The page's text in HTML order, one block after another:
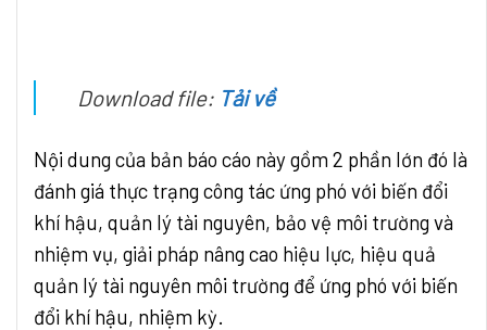
Download file: Tải về
Nội dung của bản báo cáo này gồm 2 phần lớn đó là
đánh giá thực trạng công tác ứng phó với biến đổi
khí hậu, quản lý tài nguyên, bảo vệ môi trường và
nhiệm vụ, giải pháp nâng cao hiệu lực, hiệu quả
quản lý tài nguyên môi trường để ứng phó với biến
đổi khí hậu, nhiệm kỳ.